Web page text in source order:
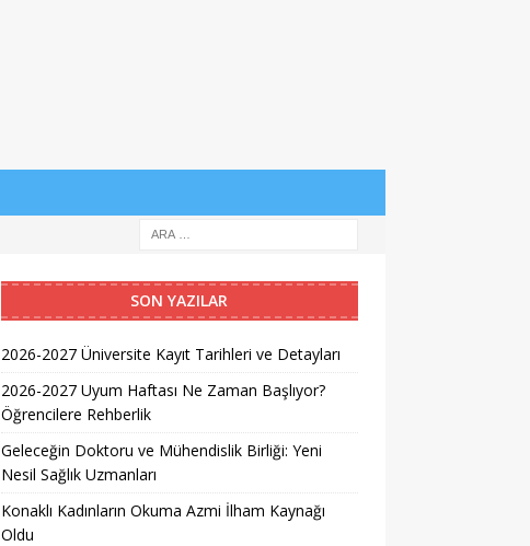
SON YAZILAR
2026-2027 Üniversite Kayıt Tarihleri ve Detayları
2026-2027 Uyum Haftası Ne Zaman Başlıyor?
Öğrencilere Rehberlik
Geleceğin Doktoru ve Mühendislik Birliği: Yeni
Nesil Sağlık Uzmanları
Konaklı Kadınların Okuma Azmi İlham Kaynağı
Oldu